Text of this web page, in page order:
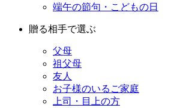
端午の節句・こどもの日
贈る相手で選ぶ
父母
祖父母
友人
お子様のいるご家庭
上司・目上の方